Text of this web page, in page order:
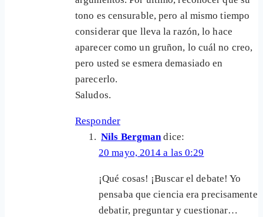
tono es censurable, pero al mismo tiempo
considerar que lleva la razón, lo hace
aparecer como un gruñon, lo cuál no creo,
pero usted se esmera demasiado en
parecerlo.
Saludos.
Responder
Nils Bergman dice:
20 mayo, 2014 a las 0:29
¡Qué cosas! ¡Buscar el debate! Yo
pensaba que ciencia era precisamente
debatir, preguntar y cuestionar…